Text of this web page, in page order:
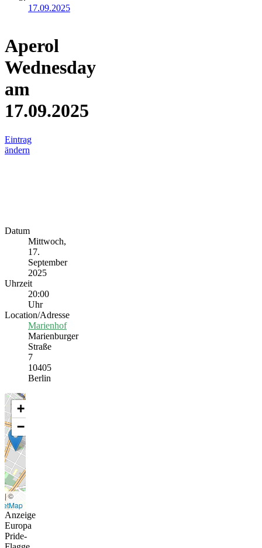
17.09.2025
Aperol
Wednesday
am
17.09.2025
Eintrag
ändern
Datum
Mittwoch,
17.
September
2025
Uhrzeit
20:00
Uhr
Location/Adresse
Marienhof
Marienburger
Straße
7
10405
Berlin
+
−
|©
Anzeige
Europa
Pride-